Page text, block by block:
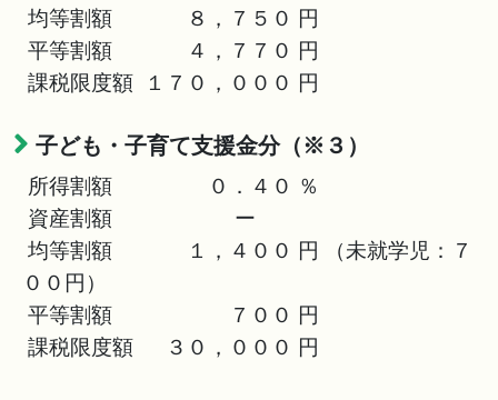
均等割額 ８，７５０ 円
平等割額 ４，７７０ 円
課税限度額 １７０，０００ 円
子ども・子育て支援金分（※３）
所得割額 ０．４０ ％
資産割額 ー
均等割額 １，４００ 円 （未就学児：７
００円）
平等割額 ７００ 円
課税限度額 ３０，０００ 円